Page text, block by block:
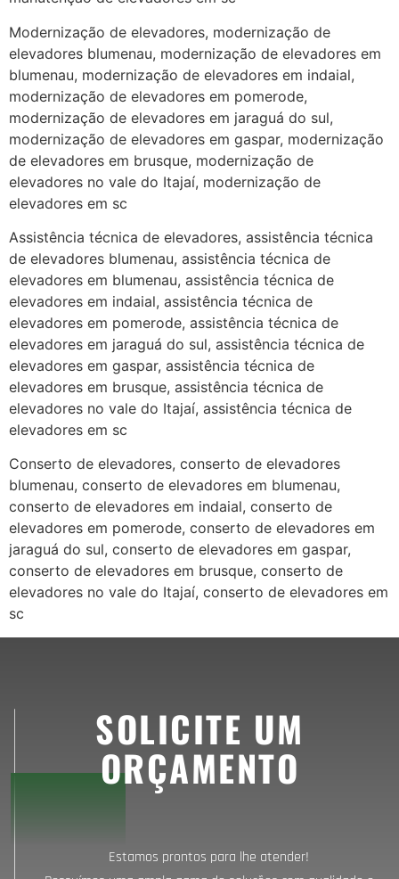
Modernização de elevadores, modernização de
elevadores blumenau, modernização de elevadores em
blumenau, modernização de elevadores em indaial,
modernização de elevadores em pomerode,
modernização de elevadores em jaraguá do sul,
modernização de elevadores em gaspar, modernização
de elevadores em brusque, modernização de
elevadores no vale do Itajaí, modernização de
elevadores em sc
Assistência técnica de elevadores, assistência técnica
de elevadores blumenau, assistência técnica de
elevadores em blumenau, assistência técnica de
elevadores em indaial, assistência técnica de
elevadores em pomerode, assistência técnica de
elevadores em jaraguá do sul, assistência técnica de
elevadores em gaspar, assistência técnica de
elevadores em brusque, assistência técnica de
elevadores no vale do Itajaí, assistência técnica de
elevadores em sc
Conserto de elevadores, conserto de elevadores
blumenau, conserto de elevadores em blumenau,
conserto de elevadores em indaial, conserto de
elevadores em pomerode, conserto de elevadores em
jaraguá do sul, conserto de elevadores em gaspar,
conserto de elevadores em brusque, conserto de
elevadores no vale do Itajaí, conserto de elevadores em
sc
SOLICITE UM
ORÇAMENTO
Estamos prontos para lhe atender!